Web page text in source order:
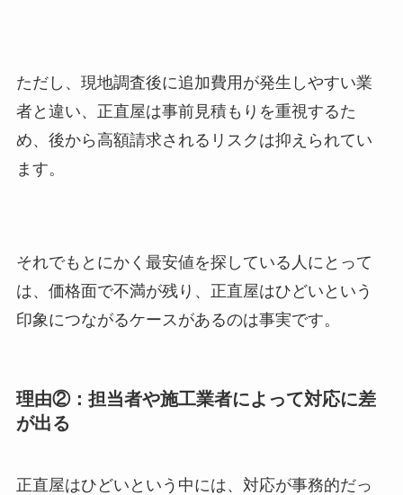
ただし、現地調査後に追加費用が発生しやすい業
者と違い、正直屋は事前見積もりを重視するた
め、後から高額請求されるリスクは抑えられてい
ます。
それでもとにかく最安値を探している人にとって
は、価格面で不満が残り、正直屋はひどいという
印象につながるケースがあるのは事実です。
理由②：担当者や施工業者によって対応に差
が出る
正直屋はひどいという中には、対応が事務的だっ